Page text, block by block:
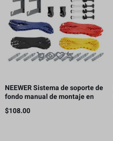
NEEWER Sistema de soporte de
fondo manual de montaje en
pared de 4 rodillos, capacidad
de carga por rodillo: 22 lb/10 kg
$108.00